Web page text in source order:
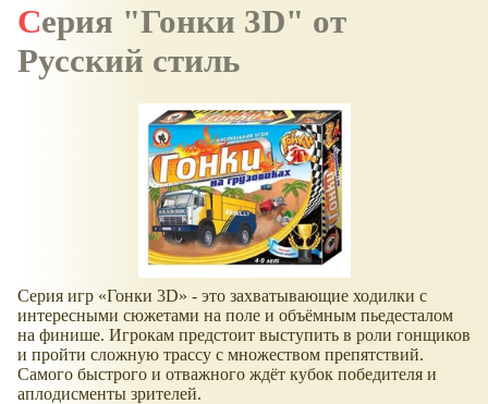
Серия "Гонки 3D" от
Русский стиль
Серия игр Гонки 3D
- это захватывающие ходилки с
интересными сюжетами на поле и объёмным пьедесталом
на финише. Игрокам предстоит выступить в роли гонщиков
и пройти сложную трассу с множеством препятствий.
Самого быстрого и отважного ждёт кубок победителя и
аплодисменты зрителей.